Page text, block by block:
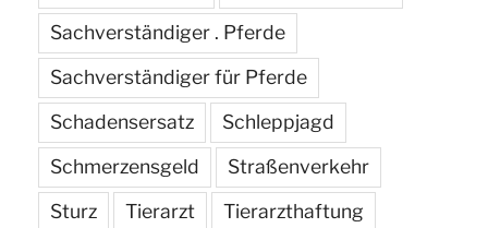
Sachverständiger . Pferde
Sachverständiger für Pferde
Schadensersatz
Schleppjagd
Schmerzensgeld
Straßenverkehr
Sturz
Tierarzt
Tierarzthaftung